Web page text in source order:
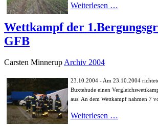
Weiterlesen …
Wettkampf der
GFB
Carsten MinnerupArchiv 2004
23.10.2004 - Am 23.10.2004
Buxtehude einen
aus. An dem Wettkampf nahmen 7
Weiterlesen …